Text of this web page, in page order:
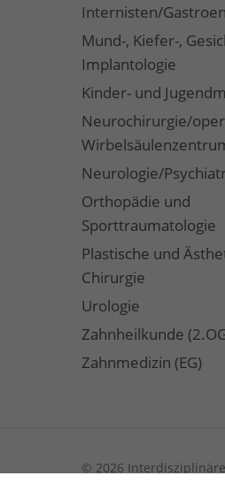
Internisten/
Mund-, Kiefer-,
Implantologie
Kinder- und
Neurochirurgie/
Neurologie/
Orthopädie und
Sporttraumatologie
Plastische und
Chirurgie
Urologie
Zahnheilkunde
Zahnmedizin (EG)
© 2026